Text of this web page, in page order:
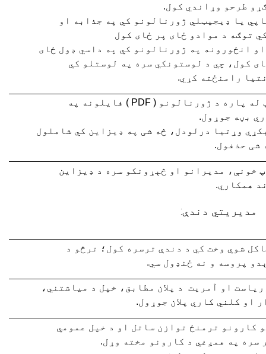
طرحو وړاندي کول.
يا ډيجيټلي ژورنالونو کي په جذابه او
توګه د موادو ځای پر ځای کول
انځورونه په ژورنالونو کي په داسي ډول ځای
کول، چي د لوستونکي سره په لوستلو کي
رامنځته کړي.
له پاره د ژورنالونو ( PDF ) فايلونه په
بڼه جوړول.
وړتيا درلودل، څه شی په ډيزاين کي شاملول
شی حذفول.
خونې، مديرانو او څېړونکو سره د ډيزاين
همکاري.
مدیریتي دندې:
شوي وخت کي د دندې ترسره کول؛ ترڅو د
پروسه و نه ځنډول سي.
او آمريت د پلان مطابق، خپل د مياشتني،
او کلني کاري پلان جوړول.
کارونو ترمنځ توازن ساتل او د خپل عمومي
سره په همږغي د کارونو مخته وړل.